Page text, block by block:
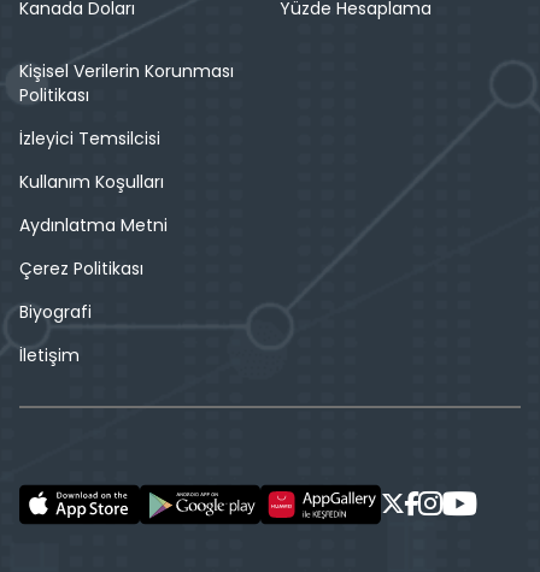
Kanada Doları
Yüzde Hesaplama
Kişisel Verilerin Korunması
Politikası
İzleyici Temsilcisi
Kullanım Koşulları
Aydınlatma Metni
Çerez Politikası
Biyografi
İletişim